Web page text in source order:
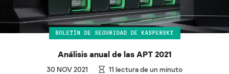
BOLETÍN DE SEGURIDAD DE KASPERSKY
Análisis anual de las APT 2021
30 NOV 2021 11 lectura de un minuto